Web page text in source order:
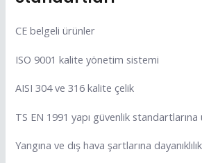
CE belgeli ürünler
ISO 9001 kalite yönetim sistemi
AISI 304 ve 316 kalite çelik
TS EN 1991 yapı güvenlik standartlarına
Yangına ve dış hava şartlarına dayanıklılık